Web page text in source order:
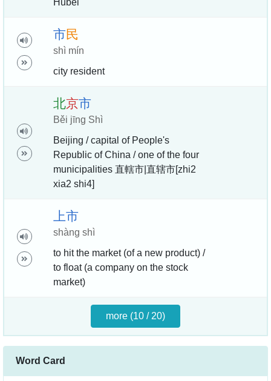
Hubei
市民
shì mín
city resident
北京市
Běi jīng Shì
Beijing / capital of People's
Republic of China / one of the four
municipalities 直轄市|直辖市[zhi2
xia2 shi4]
上市
shàng shì
to hit the market (of a new product) /
to float (a company on the stock
market)
more (10 / 20)
Word Card